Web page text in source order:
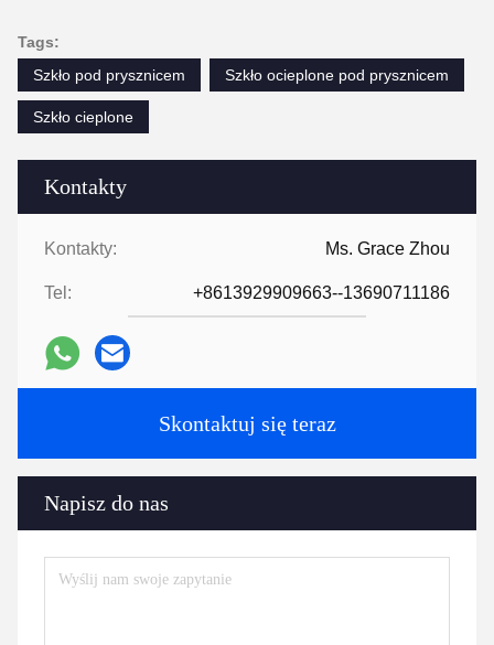
Kontakty
Kontakty: Ms. Grace Zhou
Tel: +8613929909663--13690711186
Skontaktuj się teraz
Napisz do nas
Tags:
Szkło pod prysznicem
Szkło ocieplone pod prysznicem
Szkło cieplone